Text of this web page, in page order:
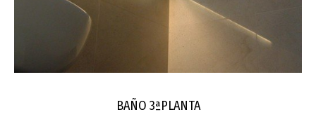
BAÑO 3ªPLANTA